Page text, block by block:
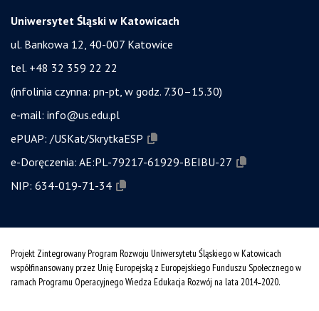
Uniwersytet Śląski w Katowicach
ul. Bankowa 12, 40-007 Katowice
tel. +48 32 359 22 22
(infolinia czynna: pn-pt, w godz. 7.30–15.30)
e-mail: info@us.edu.pl
ePUAP: /USKat/SkrytkaESP
e-Doręczenia: AE:PL-79217-61929-BEIBU-27
NIP: 634-019-71-34
Projekt Zintegrowany Program Rozwoju Uniwersytetu Śląskiego w Katowicach
współfinansowany przez Unię Europejską z Europejskiego Funduszu Społecznego w
ramach Programu Operacyjnego Wiedza Edukacja Rozwój na lata 2014˗2020.